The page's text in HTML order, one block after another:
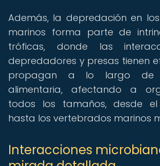
Además, la depredación en
marinos forma parte de
tróficas, donde las
depredadores y presas tienen
propagan a lo largo de
alimentaria, afectando a
todos los tamaños, desde
hasta los vertebrados marinos
Interacciones